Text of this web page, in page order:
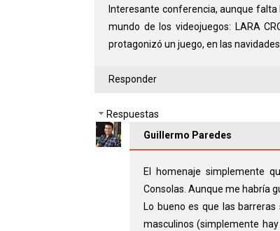
Interesante conferencia, aunque
mundo de los videojuegos: LARA
protagonizó un juego, en las
Responder
Respuestas
Guillermo Paredes
El homenaje simplemente
Consolas. Aunque me habría
Lo bueno es que las
masculinos (simplemente